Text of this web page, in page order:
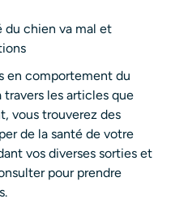
du chien va mal et
en comportement du
les articles que
vous trouverez des
de la santé de votre
vos diverses sorties et
pour prendre